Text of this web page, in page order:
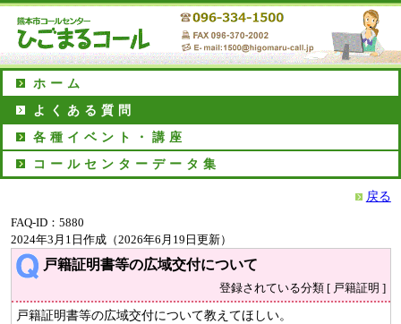
ホーム
よくある質問
各種イベント・講座
コールセンターデータ集
戻る
FAQ-ID：5880
2024年3月1日作成（2026年6月19日更新）
戸籍証明書等の広域交付について
登録されている分類 [ 戸籍証明 ]
戸籍証明書等の広域交付について教えてほしい。